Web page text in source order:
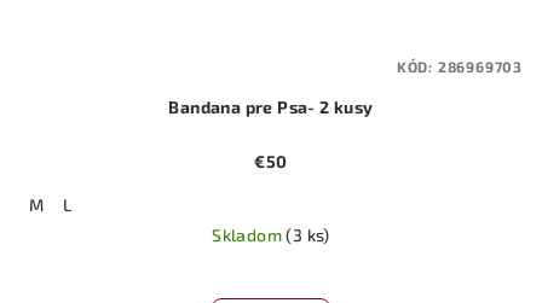
Bandana pre Psa- 2 kusy
€50
M
L
Skladom(3 ks)
KÓD: 286969703